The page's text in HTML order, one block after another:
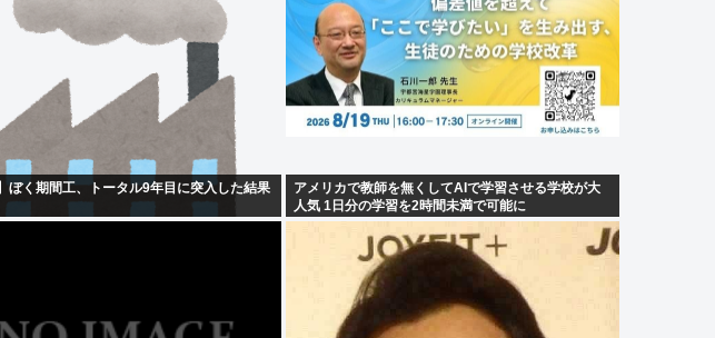
ぼく期間工、トータル9年目に突入した結果
アメリカで教師を無くしてAIで学習させる学校が大
人気 1日分の学習を2時間未満で可能に